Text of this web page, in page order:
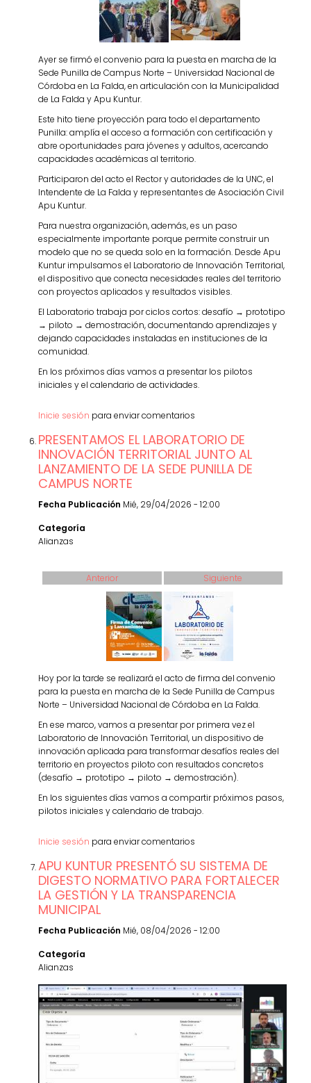
Ayer se firmó el convenio para la puesta en marcha de la
Sede Punilla de Campus Norte – Universidad Nacional de
Córdoba en La Falda, en articulación con la Municipalidad
de La Falda y Apu Kuntur.
Este hito tiene proyección para todo el departamento
Punilla: amplía el acceso a formación con certificación y
abre oportunidades para jóvenes y adultos, acercando
capacidades académicas al territorio.
Participaron del acto el Rector y autoridades de la UNC, el
Intendente de La Falda y representantes de Asociación Civil
Apu Kuntur.
Para nuestra organización, además, es un paso
especialmente importante porque permite construir un
modelo que no se queda solo en la formación. Desde Apu
Kuntur impulsamos el Laboratorio de Innovación Territorial,
el dispositivo que conecta necesidades reales del territorio
con proyectos aplicados y resultados visibles.
El Laboratorio trabaja por ciclos cortos: desafío → prototipo
→ piloto → demostración, documentando aprendizajes y
dejando capacidades instaladas en instituciones de la
comunidad.
En los próximos días vamos a presentar los pilotos
iniciales y el calendario de actividades.
Inicie sesión para enviar comentarios
PRESENTAMOS EL LABORATORIO DE
INNOVACIÓN TERRITORIAL JUNTO AL
LANZAMIENTO DE LA SEDE PUNILLA DE
CAMPUS NORTE
Fecha Publicación Mié, 29/04/2026 - 12:00
Categoría
Alianzas
Anterior Siguiente
Hoy por la tarde se realizará el acto de firma del convenio
para la puesta en marcha de la Sede Punilla de Campus
Norte – Universidad Nacional de Córdoba en La Falda.
En ese marco, vamos a presentar por primera vez el
Laboratorio de Innovación Territorial, un dispositivo de
innovación aplicada para transformar desafíos reales del
territorio en proyectos piloto con resultados concretos
(desafío → prototipo → piloto → demostración).
En los siguientes días vamos a compartir próximos pasos,
pilotos iniciales y calendario de trabajo.
Inicie sesión para enviar comentarios
APU KUNTUR PRESENTÓ SU SISTEMA DE
DIGESTO NORMATIVO PARA FORTALECER
LA GESTIÓN Y LA TRANSPARENCIA
MUNICIPAL
Fecha Publicación Mié, 08/04/2026 - 12:00
Categoría
Alianzas